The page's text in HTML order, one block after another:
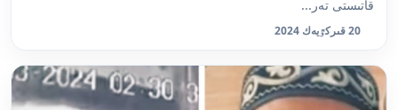
قاتىستى تەر...
20 قىركٷيەك 2024